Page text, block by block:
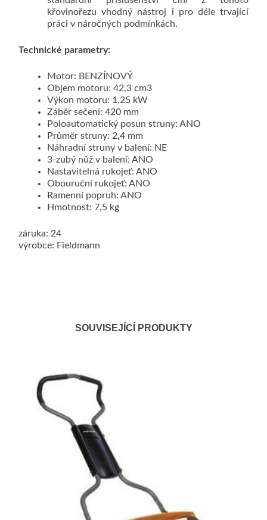
křovinořezu vhodný nástroj i pro déle trvající
práci v náročných podmínkách.
Technické parametry:
Motor: BENZÍNOVÝ
Objem motoru: 42,3 cm3
Výkon motoru: 1,25 kW
Záběr sečení: 420 mm
Poloautomatický posun struny: ANO
Průměr struny: 2,4 mm
Náhradní struny v balení: NE
3-zubý nůž v balení: ANO
Nastavitelná rukojeť: ANO
Obouruční rukojeť: ANO
Ramenní popruh: ANO
Hmotnost: 7,5 kg
záruka: 24
výrobce: Fieldmann
SOUVISEJÍCÍ PRODUKTY